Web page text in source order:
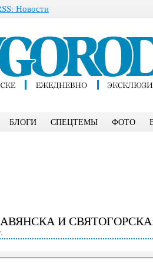
Новости
БЛОГИ СПЕЦТЕМЫ ФОТО
И